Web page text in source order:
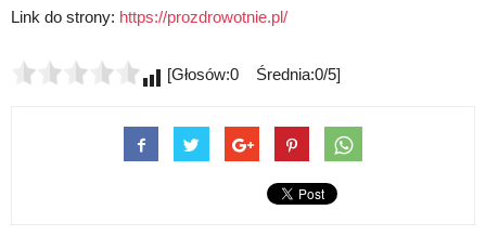
Link do strony: https://prozdrowotnie.pl/
[Głosów:0 Średnia:0/5]